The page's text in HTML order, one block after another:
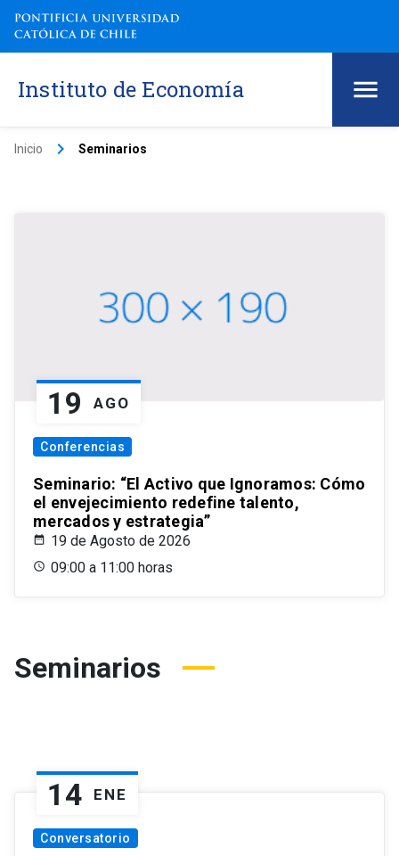
Instituto de Economía
Inicio keyboard_arrow_right Seminarios
19 AGO
Conferencias
Seminario: “El Activo que Ignoramos: Cómo
el envejecimiento redefine talento,
mercados y estrategia”
19 de Agosto de 2026
09:00 a 11:00 horas
Seminarios
14 ENE
Conversatorio